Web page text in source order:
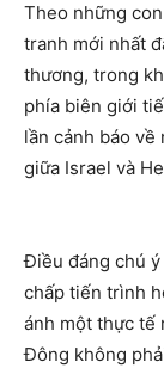
Theo những
tranh mới nhất
thương, trong
phía biên giới
lần cảnh báo
giữa Israel và
Đông
Điều đáng chú
chấp tiến trình
ánh một thực tế
Đông không